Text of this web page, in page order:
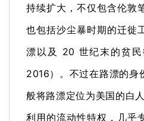
持续扩大，不仅包含伦敦
也包括沙尘暴时期的迁徙
漂以及 20 世纪末的贫民
2016）。 不过在路漂的身
般将路漂定位为美国的白人
利用的流动性特权，几乎